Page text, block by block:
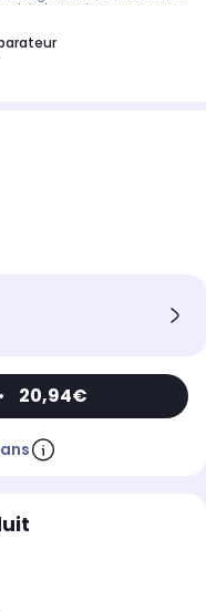
Japonais
• 20,94€